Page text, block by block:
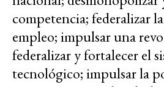
competencia; federalizar
empleo; impulsar una
federalizar y fortalecer el
tecnológico; impulsar la